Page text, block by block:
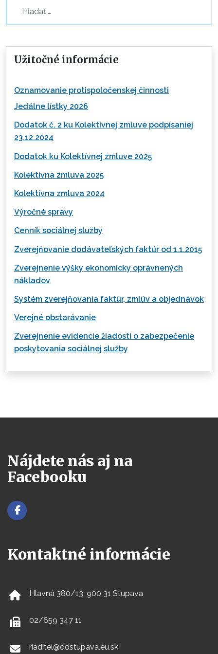
Užitočné informácie
Oznamovanie protispoločenskej činnosti
Jedálne lístky 2026
Dodatok č. 2 ku Kolektívnej zmluve podpísaniej
23.12.2024
Dodatok ku Kolektívnej zmluve 2025
Kolektívna zmluva 2025
Kolektívna zmluva 2024
Výročné správy
Cenník sociálnej služby
Zverejňovanie dodávateľských faktúr od 1.1.2015
Zverejnenie výšky ekonomicky oprávnených
nákladov
Systém zverejňovania faktúr, zmlúv a objednávok
Verejné obstarávanie
Zverejnenie evidencie žiadostí o zabezpečenie
poskytovania sociálnej služby
Nájdete nás aj na
Facebooku
Kontaktné informácie
Hlavná 380/13, 900 31 Stupava
02/659 347 11
riaditel@ddstupava.eu.sk